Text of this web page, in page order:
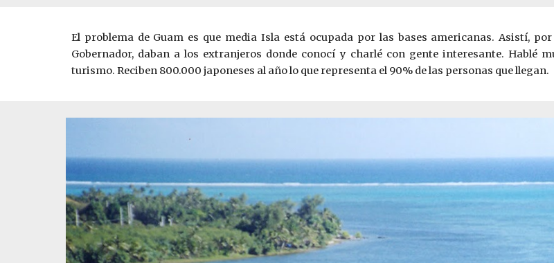
El problema de Guam es que media Isla está ocupada por las bases americanas. Asistí,
Gobernador, daban a los extranjeros donde conocí y charlé con gente interesante. Hablé
turismo. Reciben 800.000 japoneses al año lo que representa el 90% de las personas que llegan.